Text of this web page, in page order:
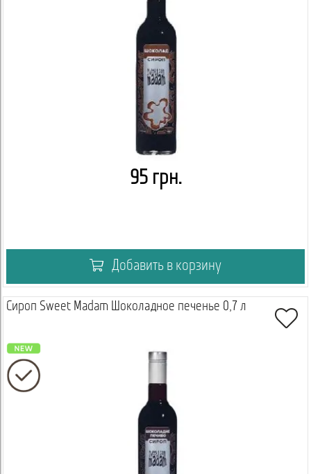
95 грн.
Добавить в корзину
Сироп Sweet Madam Шоколадное печенье 0,7 л